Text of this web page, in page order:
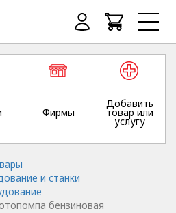
Фирмы
Добавить
товар или
услугу
и станки
бензиновая